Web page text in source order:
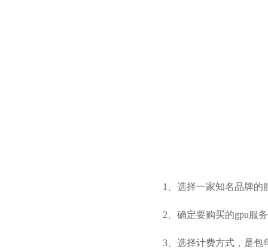
1、选择一家知名品牌的
2、确定要购买的gpu服
3、选择计费方式，是包